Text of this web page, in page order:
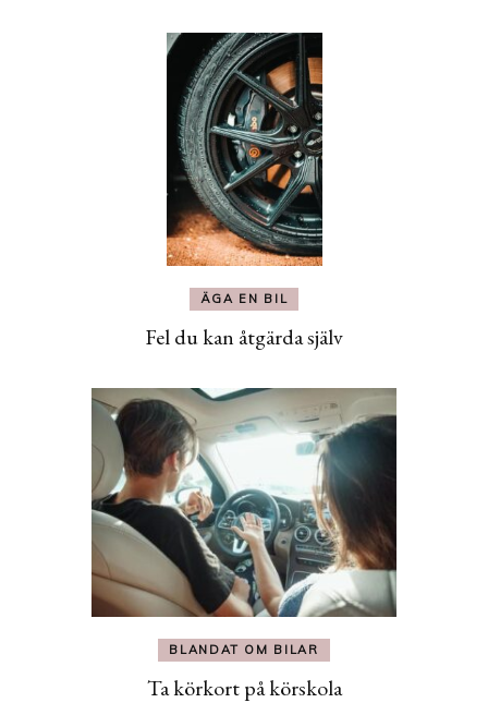
ÄGA EN BIL
Fel du kan åtgärda själv
BLANDAT OM BILAR
Ta körkort på körskola